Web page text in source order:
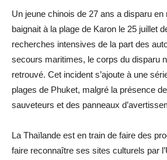
Un jeune chinois de 27 ans a disparu en
baignait à la plage de Karon le 25 juillet
recherches intensives de la part des
secours maritimes, le corps du disparu
retrouvé. Cet incident s’ajoute à une
plages de Phuket, malgré la présence
sauveteurs et des panneaux
La Thaïlande est en train de faire des
faire reconnaître ses sites culturels par